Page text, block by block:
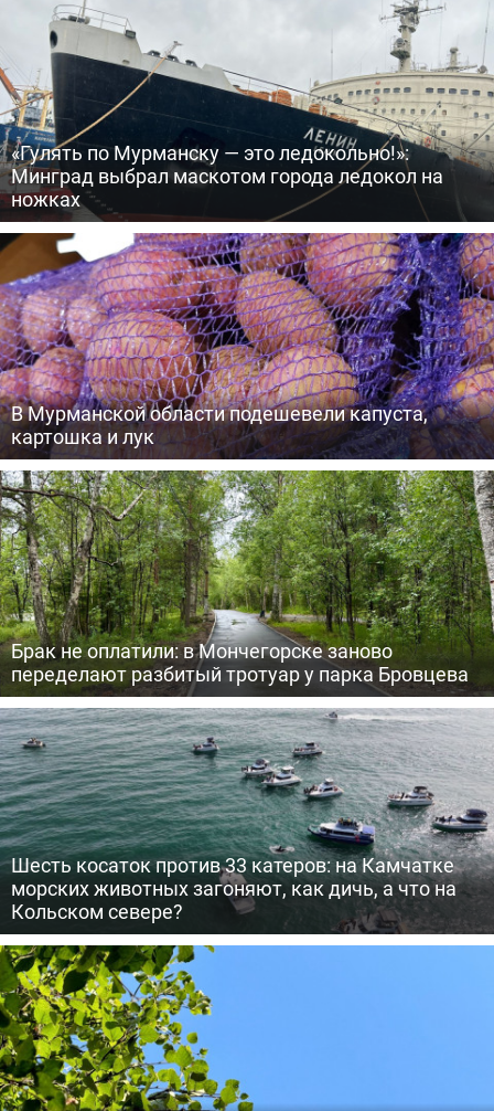
«Гулять по Мурманску — это ледокольно!»:
Минград выбрал маскотом города ледокол на
ножках
В Мурманской области подешевели капуста,
картошка и лук
Брак не оплатили: в Мончегорске заново
переделают разбитый тротуар у парка Бровцева
Шесть косаток против 33 катеров: на Камчатке
морских животных загоняют, как дичь, а что на
Кольском севере?